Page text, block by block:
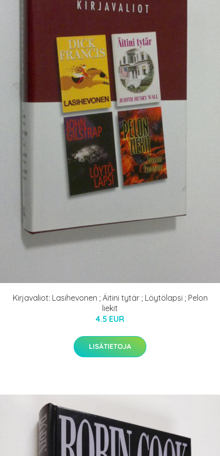
Kirjavaliot: Lasihevonen ; Äitini tytär ; Löytölapsi ; Pelon
liekit
4.5 EUR
LISÄTIETOJA